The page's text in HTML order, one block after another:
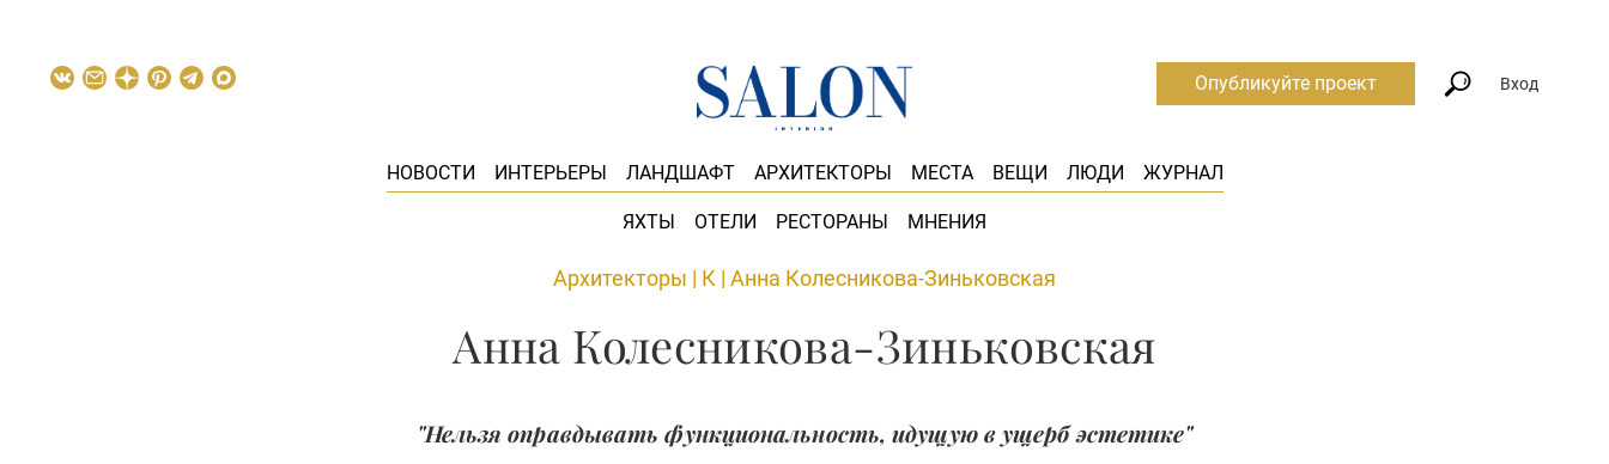
НОВОСТИ ИНТЕРЬЕРЫ ЛАНДШАФТ АРХИТЕКТОРЫ МЕСТА ВЕЩИ ЛЮДИ ЖУРНАЛ
ЯХТЫ ОТЕЛИ РЕСТОРАНЫ МНЕНИЯ
Опубликуйте проект Вход
Архитекторы | К | Анна Колесникова-Зиньковская
Анна Колесникова-Зиньковская
"Нельзя оправдывать функциональность, идущую в ущерб эстетике"